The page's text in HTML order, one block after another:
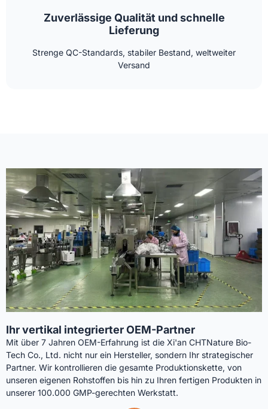
Zuverlässige Qualität und schnelle
Lieferung
Strenge QC-Standards, stabiler Bestand, weltweiter
Versand
Ihr vertikal integrierter OEM-Partner
Mit über 7 Jahren OEM-Erfahrung ist die Xi'an CHTNature Bio-
Tech Co., Ltd. nicht nur ein Hersteller, sondern Ihr strategischer
Partner. Wir kontrollieren die gesamte Produktionskette, von
unseren eigenen Rohstoffen bis hin zu Ihren fertigen Produkten in
unserer 100.000 GMP-gerechten Werkstatt.